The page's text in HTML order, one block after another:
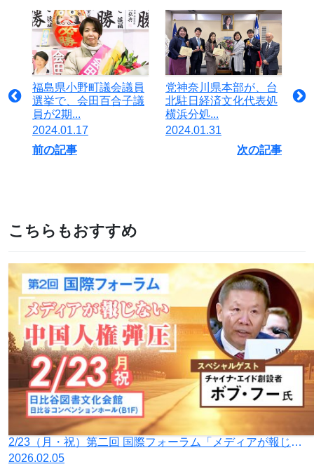
福島県小野町議会議員
選挙で、会田百合子議
員が2期...
2024.01.17
前の記事
党神奈川県本部が、台
北駐日経済文化代表処
横浜分処...
2024.01.31
次の記事
こちらもおすすめ
2/23（月・祝）第二回 国際フォーラム「メディアが報じない中国人権弾圧」を開催
2026.02.05